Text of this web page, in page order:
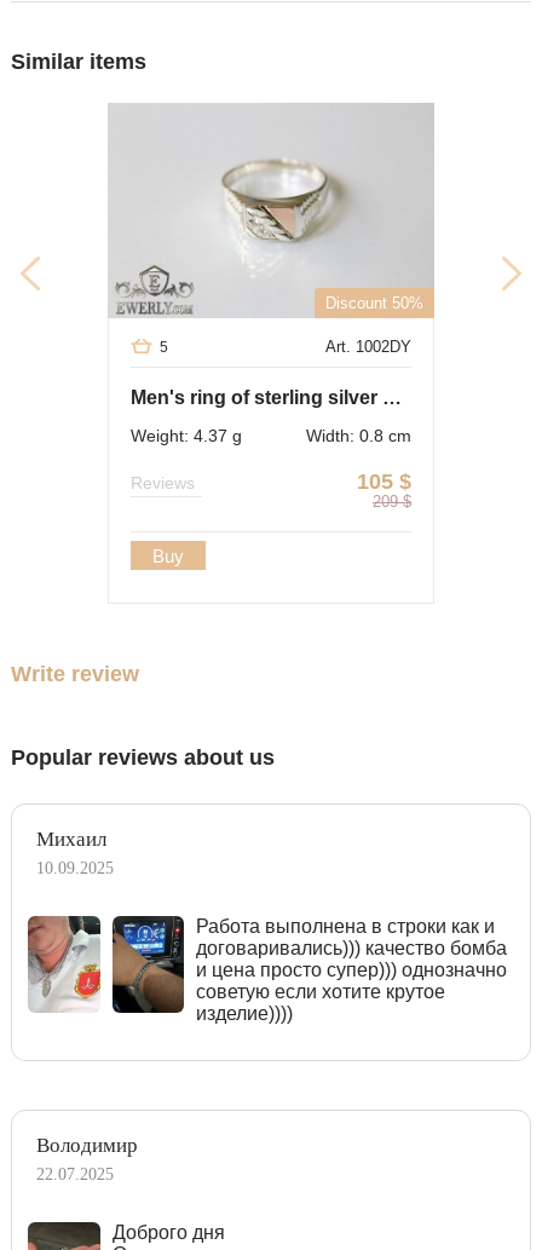
Similar items
Discount 50%
Art. 1002DY
5
Men's ring of sterling silver with stones
Weight: 4.37 g Width: 0.8 cm
105 $
209 $
Reviews
Buy
Write review
Popular reviews about us
Михаил
10.09.2025
Работа выполнена в строки как и
договаривались))) качество бомба
и цена просто супер))) однозначно
советую если хотите крутое
изделие))))
Володимир
22.07.2025
Доброго дня